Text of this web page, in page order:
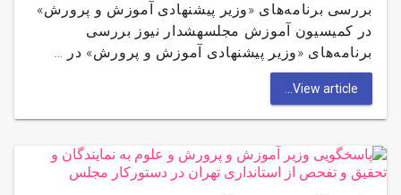
بررسی برنامه‌های «وزیر پیشنهادی آموزش و پرورش»
در کمیسیون آموزش مجلسهشدار نیوز بررسی
برنامه‌های «وزیر پیشنهادی آموزش و پرورش» در …
View article...